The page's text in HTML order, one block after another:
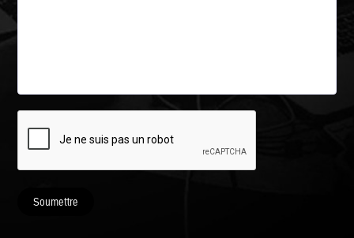
Soumettre